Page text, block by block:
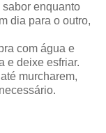
enquanto
dia para o outro,
com água e
e deixe esfriar.
murcharem,